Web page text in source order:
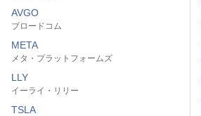
AVGO
ブロードコム
META
メタ・プラットフォームズ
LLY
イーライ・リリー
TSLA